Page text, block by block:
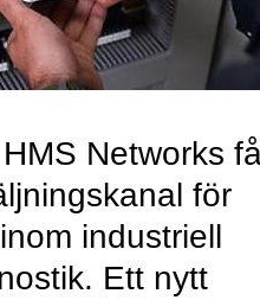
Networks
för
industriell
Ett nytt